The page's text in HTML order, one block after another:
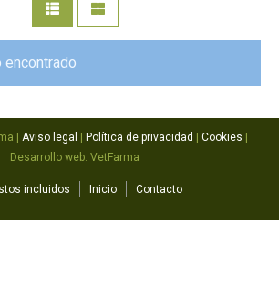
encontrado
| Aviso legal Política de privacidad Cookies
Desarrollo web: VetFarma
incluidos Inicio Contacto